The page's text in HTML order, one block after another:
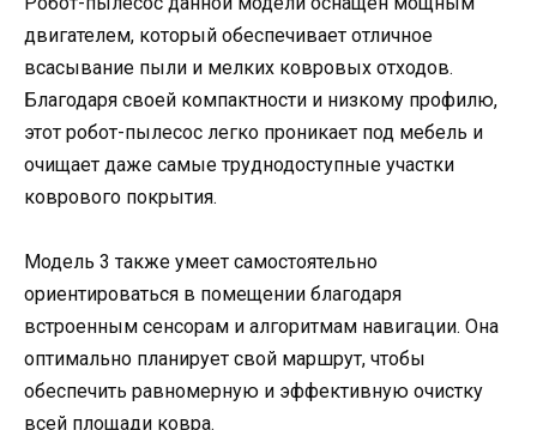
двигателем, который обеспечивает отличное
всасывание пыли и мелких ковровых отходов.
Благодаря своей компактности и низкому профилю,
этот робот-пылесос легко проникает под мебель и
очищает даже самые труднодоступные участки
коврового покрытия.
Модель 3 также умеет самостоятельно
ориентироваться в помещении благодаря
встроенным сенсорам и алгоритмам навигации. Она
оптимально планирует свой маршрут, чтобы
обеспечить равномерную и эффективную очистку
всей площади ковра.